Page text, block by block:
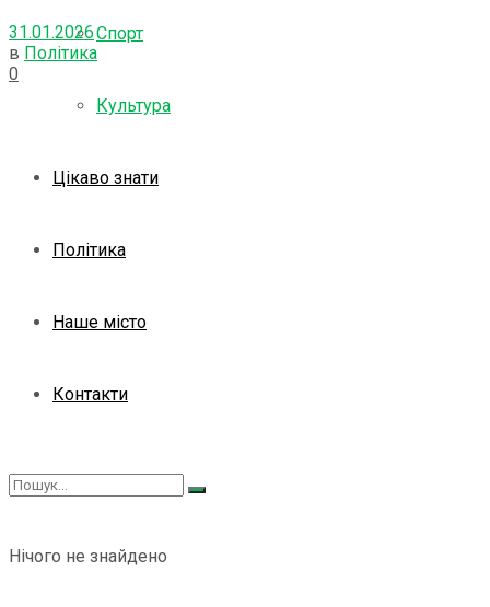
Спорт
Культура
Цікаво знати
Політика
Наше місто
Контакти
Нічого не знайдено
31.01.2026
в Політика
0